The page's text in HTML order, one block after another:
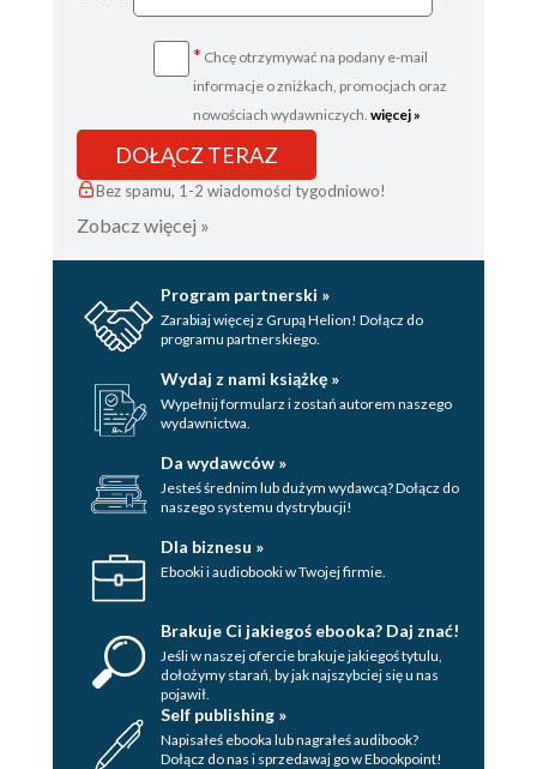
* Chcę otrzymywać na podany e-mail
informacje o zniżkach, promocjach oraz
nowościach wydawniczych. więcej »
DOŁĄCZ TERAZ
Bez spamu, 1-2 wiadomości tygodniowo!
Zobacz więcej »
Program partnerski »
Zarabiaj więcej z Grupą Helion! Dołącz do
programu partnerskiego.
Wydaj z nami książkę »
Wypełnij formularz i zostań autorem naszego
wydawnictwa.
Da wydawców »
Jesteś średnim lub dużym wydawcą? Dołącz do
naszego systemu dystrybucji!
Dla biznesu »
Ebooki i audiobooki w Twojej firmie.
Brakuje Ci jakiegoś ebooka? Daj znać!
Jeśli w naszej ofercie brakuje jakiegoś tytulu,
dołożymy starań, by jak najszybciej się u nas
pojawił.
Self publishing »
Napisałeś ebooka lub nagrałeś audibook?
Dołącz do nas i sprzedawaj go w Ebookpoint!